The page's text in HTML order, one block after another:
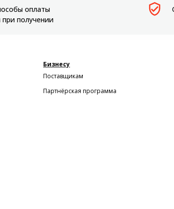
оплаты
получении
Бизнесу
Поставщикам
Партнёрская программа